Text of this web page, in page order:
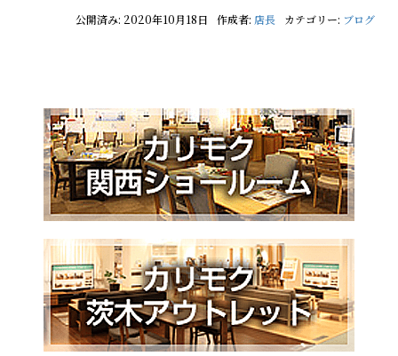
公開済み: 2020年10月18日 作成者: 店長 カテゴリー: ブログ